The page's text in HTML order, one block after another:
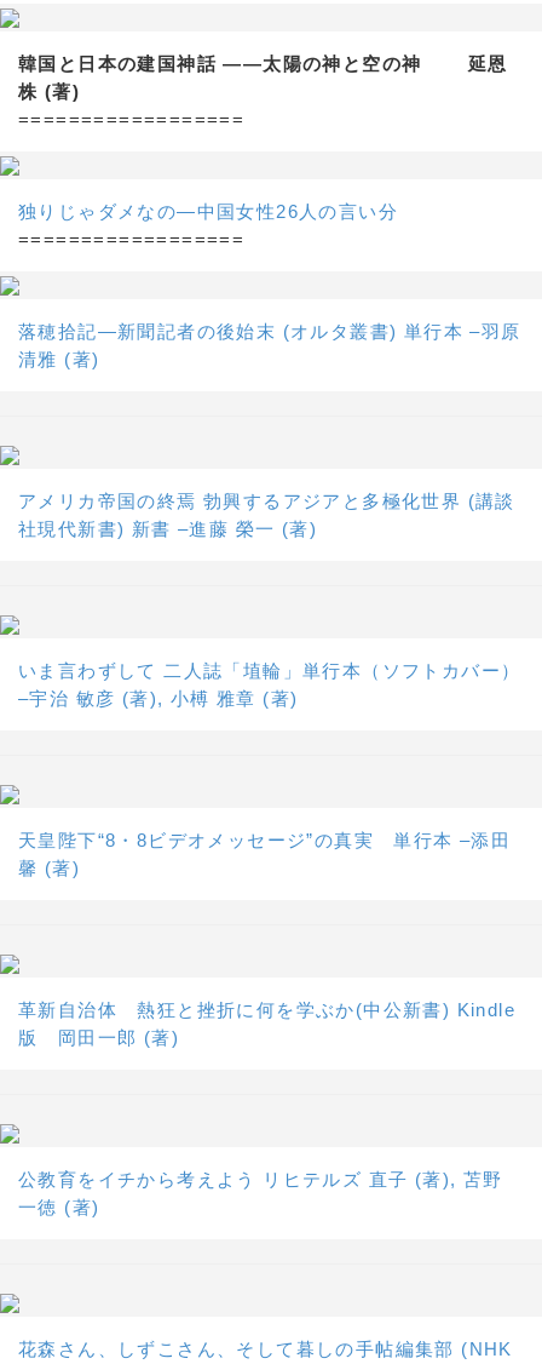
韓国と日本の建国神話 ——太陽の神と空の神 延恩
株 (著)
==================
独りじゃダメなの―中国女性26人の言い分
==================
落穂拾記―新聞記者の後始末 (オルタ叢書) 単行本 –羽原
清雅 (著)
アメリカ帝国の終焉 勃興するアジアと多極化世界 (講談
社現代新書) 新書 –進藤 榮一 (著)
いま言わずして 二人誌「埴輪」単行本（ソフトカバー）
–宇治 敏彦 (著), 小榑 雅章 (著)
天皇陛下“8・8ビデオメッセージ”の真実 単行本 –添田
馨 (著)
革新自治体 熱狂と挫折に何を学ぶか(中公新書) Kindle
版 岡田一郎 (著)
公教育をイチから考えよう リヒテルズ 直子 (著), 苫野
一徳 (著)
花森さん、しずこさん、そして暮しの手帖編集部 (NHK